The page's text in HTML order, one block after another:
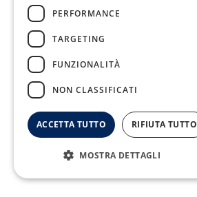
Telefono:
0823/322550
Fax:
0823/21034
PERFORMANCE
TARGETING
FUNZIONALITÀ
NON CLASSIFICATI
ACCETTA TUTTO RIFIUTA TUTTO
MOSTRA DETTAGLI